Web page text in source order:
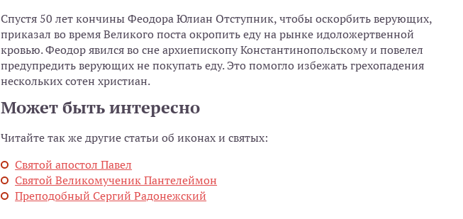
Спустя 50 лет кончины Феодора Юлиан Отступник, чтобы оскорбить верующих,
приказал во время Великого поста окропить еду на рынке идоложертвенной
кровью. Феодор явился во сне архиепископу Константинопольскому и повелел
предупредить верующих не покупать еду. Это помогло избежать грехопадения
нескольких сотен христиан.
Может быть интересно
Читайте так же другие статьи об иконах и святых:
Святой апостол Павел
Святой Великомученик Пантелеймон
Преподобный Сергий Радонежский